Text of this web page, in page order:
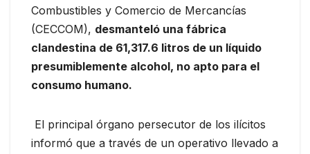
Combustibles y Comercio de Mercancías
(CECCOM), desmanteló una fábrica
clandestina de 61,317.6 litros de un líquido
presumiblemente alcohol, no apto para el
consumo humano.
El principal órgano persecutor de los ilícitos
informó que a través de un operativo llevado a